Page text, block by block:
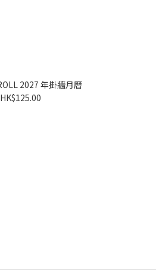
CINNAMOROLL 2027 年掛牆月曆
HK$125.00